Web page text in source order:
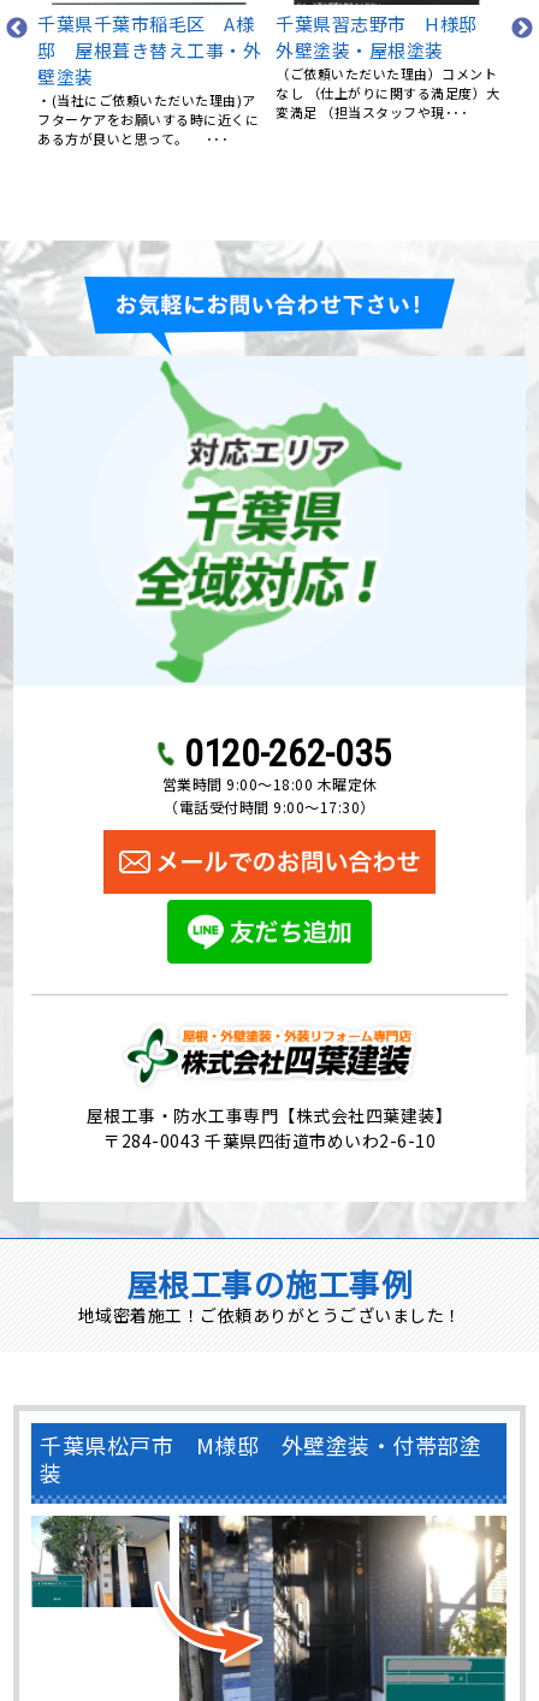
千葉県四街道市・A様邸
外壁塗装・付帯部塗装 非
常に良かったとのお声をい
ただきました！
千葉県八千代市 K様邸
外壁塗装・屋根塗装
（ご依頼いただいた理由）火災保険
の申請の手伝いをしてもらえるこ
0120-262-035
営業時間 9:00〜18:00 木曜定休
（電話受付時間 9:00〜17:30）
屋根工事・防水工事専門【株式会社四葉建装】
〒284-0043 千葉県四街道市めいわ2-6-10
屋根工事の施工事例
地域密着施工！ご依頼ありがとうございました！
千葉県松戸市 M様邸 外壁塗装・付帯部塗
装